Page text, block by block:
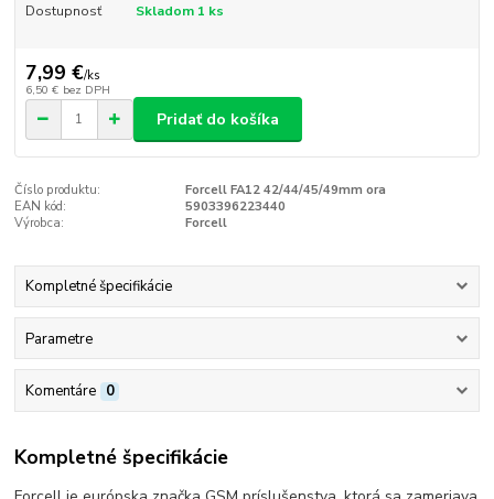
Dostupnosť Skladom 1 ks
7,99 €/ks
6,50 € bez DPH
Pridať do košíka
Číslo produktu:
Forcell FA12 42/44/45/49mm ora
EAN kód:
5903396223440
Výrobca:
Forcell
Kompletné špecifikácie
Parametre
Komentáre 0
Kompletné špecifikácie